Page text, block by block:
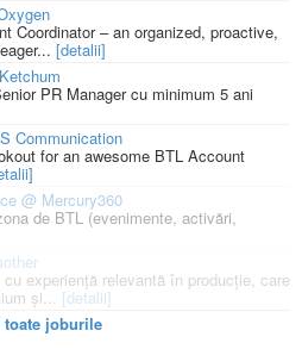
Coordinator – an organized, proactive,
[detalii]
PR Manager cu minimum 5 ani
Communication
for an awesome BTL Account
@ Mercury360
de BTL (evenimente, activări,
experiență relevantă în producție, care
și... [detalii]
toate joburile